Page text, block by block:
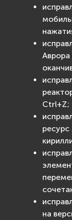
Аврора
Ctrl+Z;
на